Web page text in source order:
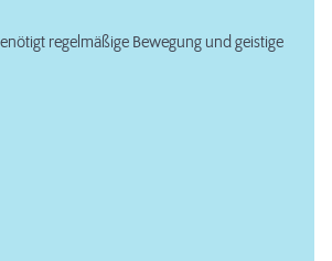
regelmäßige Bewegung und geistige